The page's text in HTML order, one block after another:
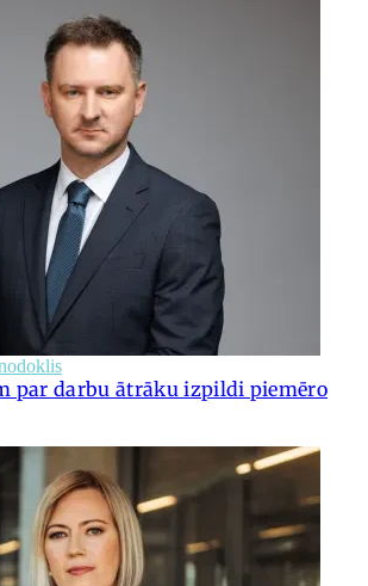
par darbu ātrāku izpildi piemēro